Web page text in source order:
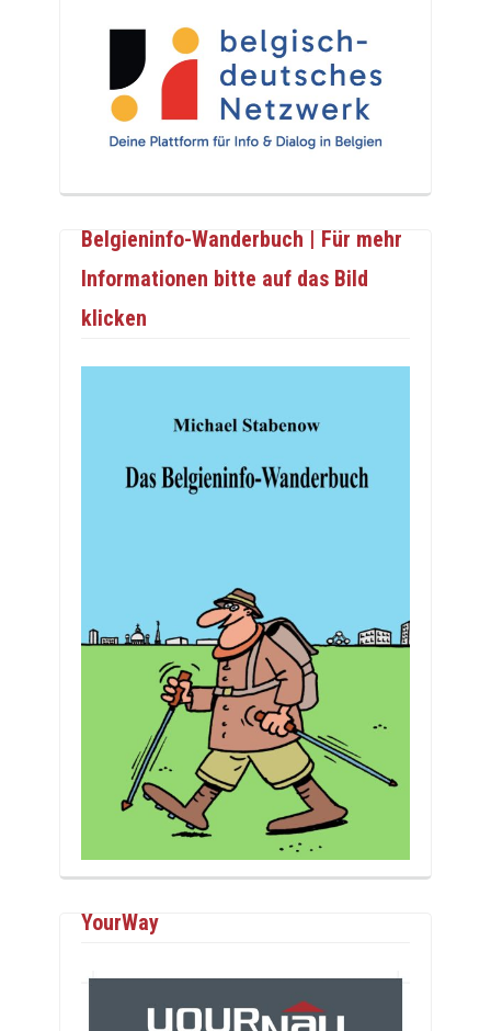
Belgieninfo-Wanderbuch | Für mehr
Informationen bitte auf das Bild
klicken
YourWay